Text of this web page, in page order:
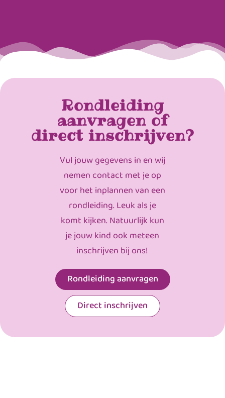
Rondleiding
aanvragen of
direct inschrijven?
Vul jouw gegevens in en wij
nemen contact met je op
voor het inplannen van een
rondleiding. Leuk als je
komt kijken. Natuurlijk kun
je jouw kind ook meteen
inschrijven bij ons!
Rondleiding aanvragen
Direct inschrijven